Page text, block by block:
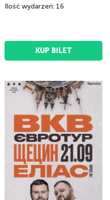
Ilość wydarzeń: 16
KUP BILET